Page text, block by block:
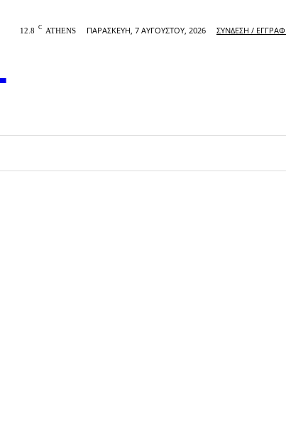
12.8 C ATHENS ΠΑΡΑΣΚΕΥΉ, 7 ΑΥΓΟΎΣΤΟΥ, 2026 ΣΎΝΔΕΣΗ /